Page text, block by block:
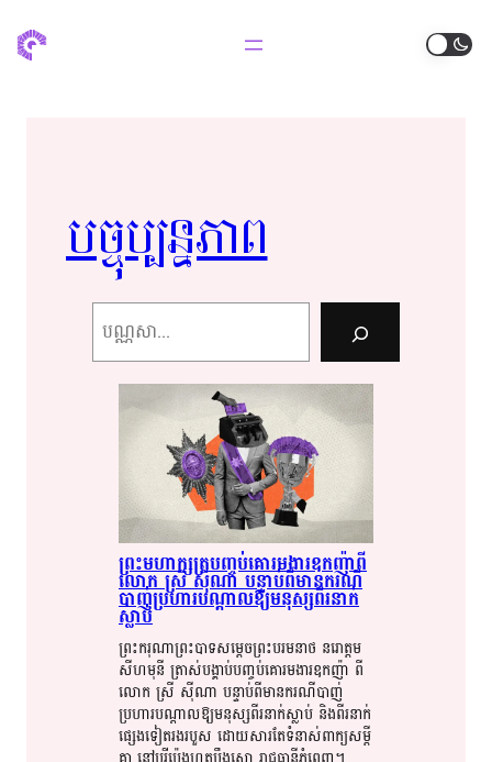
បច្ចុប្បន្ន​​ភាព​​
ព្រះមហាក្សត្រ​​​បញ្ចប់​​​គោរម​​​ងារ​​​ឧកញ៉ា​​​ពី​​
លោក​​ ស្រី​​ ស៊ី​​ណា​​ បន្ទាប់ពី​​​មាន​​​ករណី​​​
បាញ់​​​ប្រហារ​​​បណ្តាល​​​ឱ្យ​​​មនុស្ស​​​​​ពីរ​​នាក់​​​
ស្លាប់​​​
ព្រះករុណា​​​ព្រះ​​​បាទ​​សម្តេច​​​ព្រះ​​​បរមនាថ​​ នរោត្តម​​​
សីហ​​មុនី​​ ត្រាស់​​​បង្គាប់​​​បញ្ចប់​​​គោ​​​រ​​​​ម​​​ងារ​​​ឧកញ៉ា​​ ​ពី​​
លោក​​​​​ ស្រី​​ ស៊ី​​ណា​​ បន្ទា​​​ប់​​​ពី​​​មាន​​​ករណី​​​បាញ់​​​
ប្រហារ​​​បណ្តាល​​​ឱ្យ​​​មនុស្ស​​​ពីរ​​​នាក់​​​ស្លាប់​​ ​និង​​ពីរ​​នាក់​​
ផ្សេង​​​​ទៀត​​​រង​​របួស​​ ដោយសារតែ​​​ទំនាស់​​​ពាក្យ​​​សម្តី​​​​